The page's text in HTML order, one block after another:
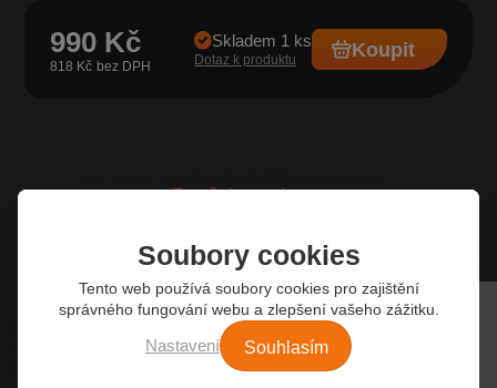
990 Kč
818 Kč
Skladem 1 ks
Dotaz k produktu Koupit
Z našeho e-shopu
Soubory cookies
Tento web používá soubory cookies pro zajištění
správného fungování webu a zlepšení vašeho zážitku.
Nastavení Souhlasím